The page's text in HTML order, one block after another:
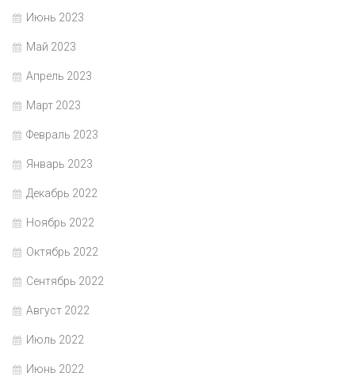
Июнь 2023
Май 2023
Апрель 2023
Март 2023
Февраль 2023
Январь 2023
Декабрь 2022
Ноябрь 2022
Октябрь 2022
Сентябрь 2022
Август 2022
Июль 2022
Июнь 2022